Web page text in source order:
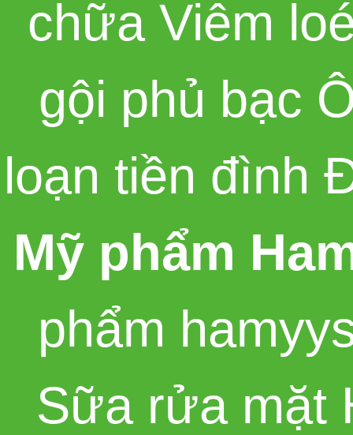
chữa Viêm
gội phủ bạc
loạn tiền đình
Mỹ phẩm
phẩm
Sữa rửa mặt